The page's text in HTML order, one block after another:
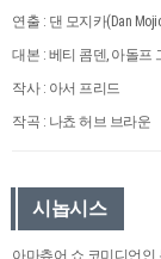
연출 : 댄 모지카(Dan
대본 : 베티 콤덴, 아돌프
작사 : 아서 프리드
작곡 : 나쵸 허브 브라운
시놉시스
아마츄어 쇼 코미디언